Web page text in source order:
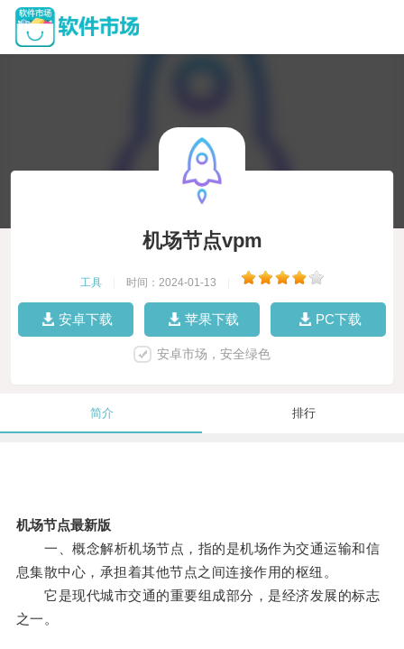
机场节点vpm
工具 时间：2024-01-13
安卓下载 苹果下载 PC下载
安卓市场，安全绿色
简介 排行
机场节点最新版
一、概念解析机场节点，指的是机场作为交通运输和信
息集散中心，承担着其他节点之间连接作用的枢纽。
它是现代城市交通的重要组成部分，是经济发展的标志
之一。